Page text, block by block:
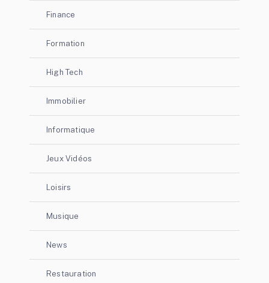
Finance
Formation
High Tech
Immobilier
Informatique
Jeux Vidéos
Loisirs
Musique
News
Restauration